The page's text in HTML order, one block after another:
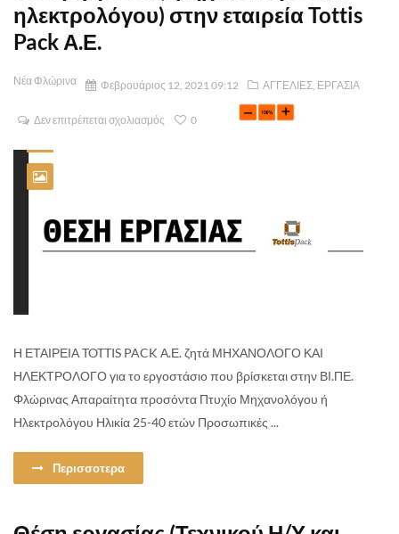
ηλεκτρολόγου) στην εταιρεία Tottis
Pack Α.Ε.
Νέα Φλώρινα Φεβρουάριος 12, 2021 09:12 ΑΓΓΕΛΙΕΣ ΕΡΓΑΣΙΑ
Δεν επιτρέπεται σχολιασμός 0
Η ΕΤΑΙΡΕΙΑ TOTTIS PACK Α.Ε. ζητά ΜΗΧΑΝΟΛΟΓΟ ΚΑΙ
ΗΛΕΚΤΡΟΛΟΓΟ για το εργοστάσιο που βρίσκεται στην ΒΙ.ΠΕ.
Φλώρινας Απαραίτητα προσόντα Πτυχίο Μηχανολόγου ή
Ηλεκτρολόγου Ηλικία 25-40 ετών Προσωπικές ...
Περισσοτερα